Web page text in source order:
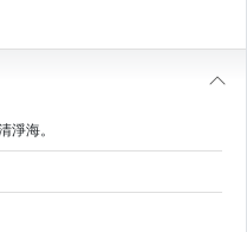
海。